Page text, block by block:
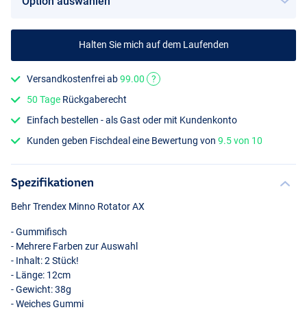
Halten Sie mich auf dem Laufenden
Versandkostenfrei ab99.00
?
50 Tage Rückgaberecht
Einfach bestellen - als Gast oder mit Kundenkonto
Kunden geben Fischdeal eine Bewertung von9.5 von 10
Spezifikationen
Behr Trendex Minno Rotator AX
- Gummifisch
- Mehrere Farben zur Auswahl
- Inhalt: 2 Stück!
- Länge: 12cm
- Gewicht: 38g
- Weiches Gummi